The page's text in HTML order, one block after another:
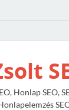
Honlap SEO,